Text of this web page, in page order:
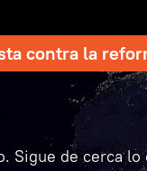
contra la
Sigue de cerca lo